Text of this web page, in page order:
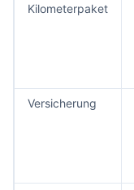
Kilometerpaket
Versicherung